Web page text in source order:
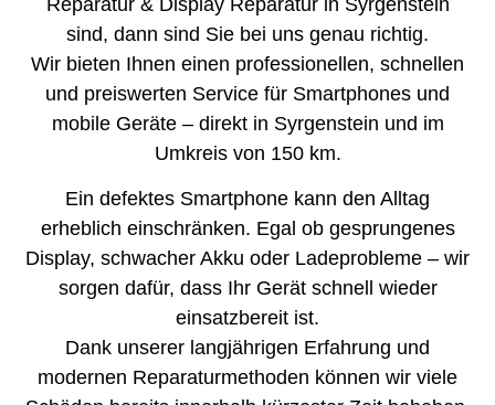
Reparatur & Display Reparatur in Syrgenstein
sind, dann sind Sie bei uns genau richtig.
Wir bieten Ihnen einen professionellen, schnellen
und preiswerten Service für Smartphones und
mobile Geräte – direkt in Syrgenstein und im
Umkreis von 150 km.
Ein defektes Smartphone kann den Alltag
erheblich einschränken. Egal ob gesprungenes
Display, schwacher Akku oder Ladeprobleme – wir
sorgen dafür, dass Ihr Gerät schnell wieder
einsatzbereit ist.
Dank unserer langjährigen Erfahrung und
modernen Reparaturmethoden können wir viele